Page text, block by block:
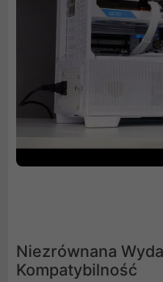
Niezrównana
Kompatybilność